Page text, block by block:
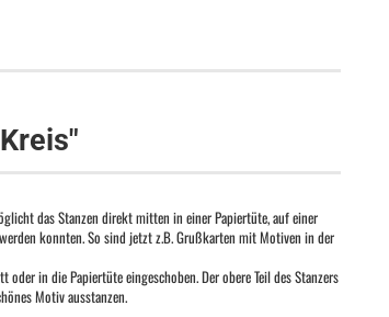
das Stanzen direkt mitten in einer Papiertüte, auf einer
konnten. So sind jetzt z.B. Grußkarten mit Motiven in der
in die Papiertüte eingeschoben. Der obere Teil des Stanzers
Motiv ausstanzen.